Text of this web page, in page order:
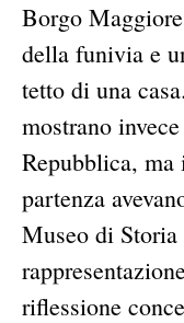
Borgo
della funivia e
tetto di una
mostrano
Repubblica,
partenza
Museo di
riflessione